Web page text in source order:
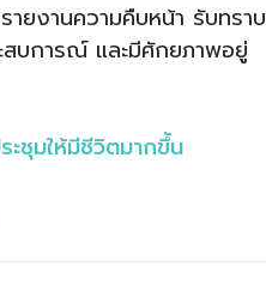
ยงานความคืบหน้า รับทราบ
สบการณ์ และมีศักยภาพอยู่
ะชุมให้มีชีวิตมากขึ้น